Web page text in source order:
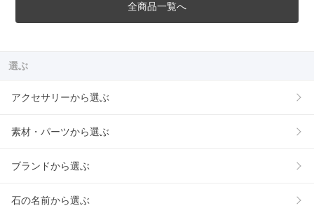
全商品一覧へ
選ぶ
アクセサリーから選ぶ
素材・パーツから選ぶ
ブランドから選ぶ
石の名前から選ぶ